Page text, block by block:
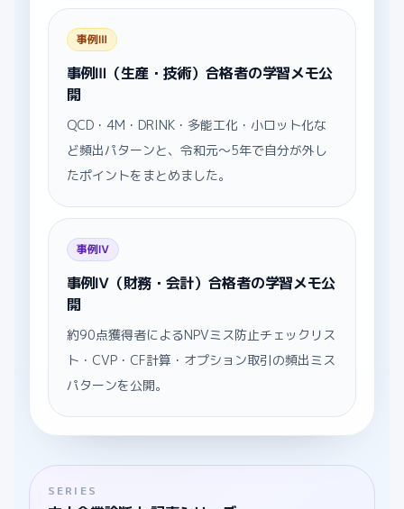
事例Ⅲ
事例Ⅲ（生産・技術）合格者の学習メモ公
開
QCD・4M・DRINK・多能工化・小ロット化な
ど頻出パターンと、令和元〜5年で自分が外し
たポイントをまとめました。
事例Ⅳ
事例Ⅳ（財務・会計）合格者の学習メモ公
開
約90点獲得者によるNPVミス防止チェックリス
ト・CVP・CF計算・オプション取引の頻出ミス
パターンを公開。
SERIES